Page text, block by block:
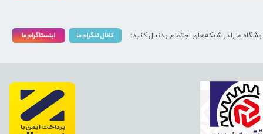
ما را در شبکه‌های اجتماعی دنبال کنید: